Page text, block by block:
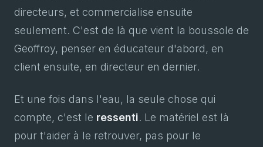
directeurs, et commercialise ensuite
seulement. C'est de là que vient la boussole de
Geoffroy, penser en éducateur d'abord, en
client ensuite, en directeur en dernier.
Et une fois dans l'eau, la seule chose qui
compte, c'est le ressenti. Le matériel est là
pour t'aider à le retrouver, pas pour le